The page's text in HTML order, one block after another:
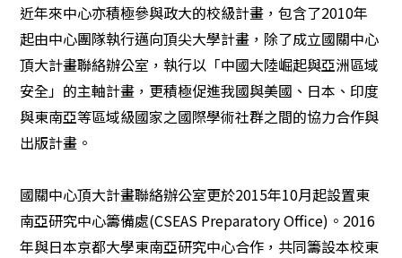
近年來中心亦積極參與政大的校級計畫，包含了2010年
起由中心團隊執行邁向頂尖大學計畫，除了成立國關中心
頂大計畫聯絡辦公室，執行以「中國大陸崛起與亞洲區域
安全」的主軸計畫，更積極促進我國與美國、日本、印度
與東南亞等區域級國家之國際學術社群之間的協力合作與
出版計畫。
國關中心頂大計畫聯絡辦公室更於2015年10月起設置東
南亞研究中心籌備處(CSEAS Preparatory Office) 。 2016
年與日本京都大學東南亞研究中心合作，共同籌設本校東